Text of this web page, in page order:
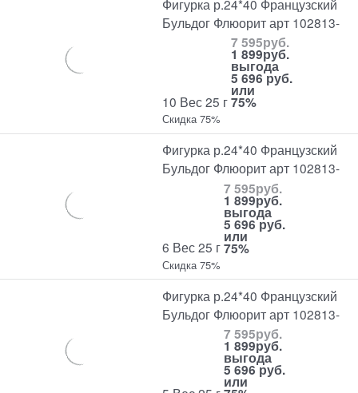
Фигурка р.24*40 Французский
Бульдог Флюорит арт 102813-
10 Вес 25 г
7 595руб.
1 899руб.
выгода
5 696 руб.
или
75%
Скидка 75%
Фигурка р.24*40 Французский
Бульдог Флюорит арт 102813-
6 Вес 25 г
7 595руб.
1 899руб.
выгода
5 696 руб.
или
75%
Скидка 75%
Фигурка р.24*40 Французский
Бульдог Флюорит арт 102813-
7 595руб.
1 899руб.
выгода
5 696 руб.
или